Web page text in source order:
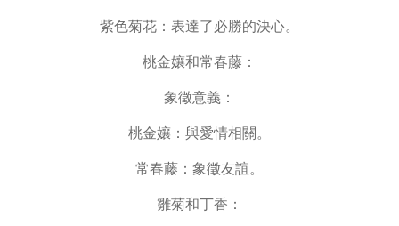
紫色菊花：表達了必勝的決心。
桃金孃和常春藤：
象徵意義：
桃金孃：與愛情相關。
常春藤：象徵友誼。
雛菊和丁香：